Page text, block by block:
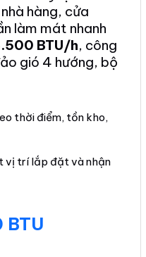
hàng, cửa
làm mát nhanh
BTU/h, công
gió 4 hướng, bộ
thời điểm, tồn kho,
vị trí lắp đặt và nhận
BTU